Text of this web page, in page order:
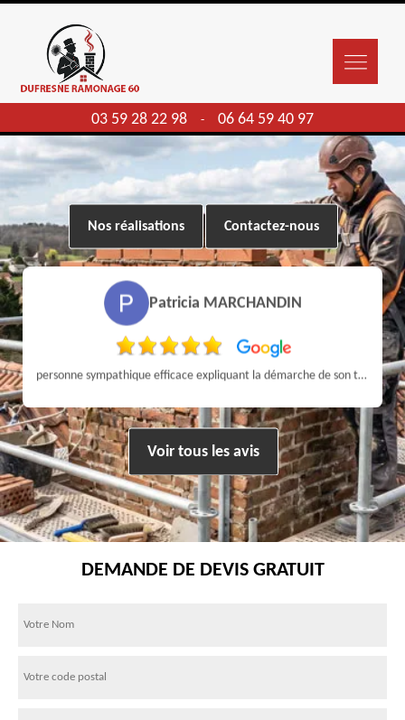
03 59 28 22 98 - 06 64 59 40 97
Nos réalisations Contactez-nous
Patricia MARCHANDIN
personne sympathique efficace expliquant la démarche de son travail pour un résultat de qualité . A recommander
Voir tous les avis
DEMANDE DE DEVIS GRATUIT